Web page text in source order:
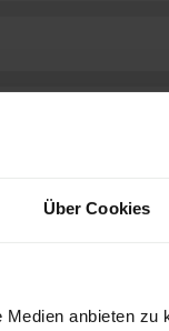
Über Cookies
anbieten zu